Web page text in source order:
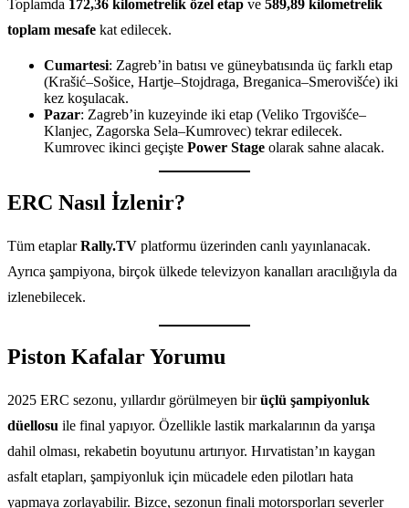
Toplamda 172,36 kilometrelik özel etap ve 589,89 kilometrelik
toplam mesafe kat edilecek.
Cumartesi: Zagreb’in batısı ve güneybatısında üç farklı etap
(Krašić–Sošice, Hartje–Stojdraga, Breganica–Smerovišće) iki
kez koşulacak.
Pazar: Zagreb’in kuzeyinde iki etap (Veliko Trgovišće–
Klanjec, Zagorska Sela–Kumrovec) tekrar edilecek.
Kumrovec ikinci geçişte Power Stage olarak sahne alacak.
ERC Nasıl İzlenir?
Tüm etaplarRally.TV platformu üzerinden canlı yayınlanacak.
Ayrıca şampiyona, birçok ülkede televizyon kanalları aracılığıyla da
izlenebilecek.
Piston Kafalar Yorumu
2025 ERC sezonu, yıllardır görülmeyen birüçlü şampiyonluk
düellosu ile final yapıyor. Özellikle lastik markalarının da yarışa
dahil olması, rekabetin boyutunu artırıyor. Hırvatistan’ın kaygan
asfalt etapları, şampiyonluk için mücadele eden pilotları hata
yapmaya zorlayabilir. Bizce, sezonun finali motorsporları severler